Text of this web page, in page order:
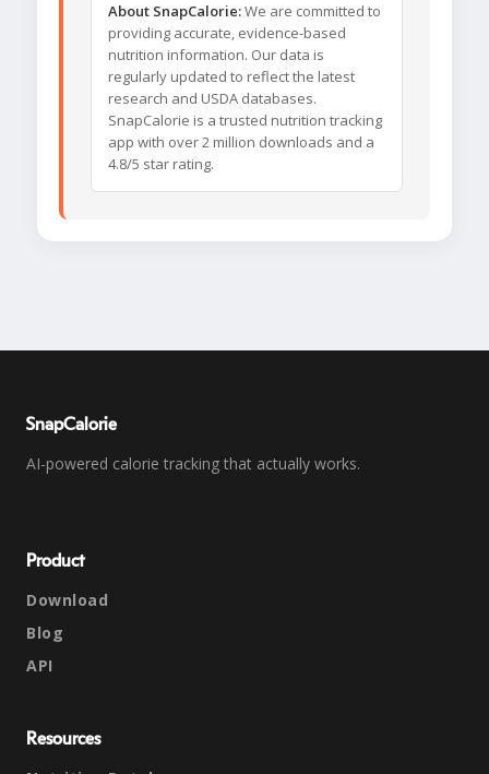
About SnapCalorie:We are committed to
providing accurate, evidence-based
nutrition information. Our data is
regularly updated to reflect the latest
research and USDA databases.
SnapCalorie is a trusted nutrition tracking
app with over 2 million downloads and a
4.8/5 star rating.
SnapCalorie
AI-powered calorie tracking that actually works.
Product
Download
Blog
API
Resources